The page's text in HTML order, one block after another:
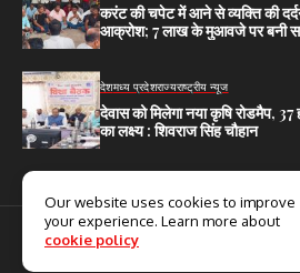
करंट की चपेट में आने से व्यक्ति की
आक्रोश; 7 लाख के मुआवजे पर बनी
देशमध्य प्रदेशराज्यराष्ट्रीय न्यूज
देवास को मिलेगा नया कृषि रोडमैप, 37
का लक्ष्य : शिवराज सिंह चौहान
© 2025. All Rights
Our website uses cookies to improve
your experience. Learn more about
cookie policy